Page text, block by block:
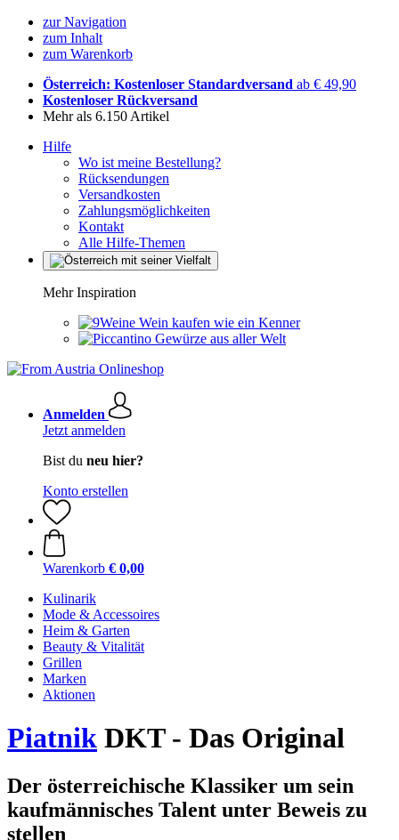
zur Navigation
zum Inhalt
zum Warenkorb
Österreich: Kostenloser Standardversand ab € 49,90
Kostenloser Rückversand
Mehr als 6.150 Artikel
Hilfe
Wo ist meine Bestellung?
Rücksendungen
Versandkosten
Zahlungsmöglichkeiten
Kontakt
Alle Hilfe-Themen
Mehr Inspiration
Wein kaufen wie ein Kenner
Gewürze aus aller Welt
Anmelden
Jetzt anmelden
Bist du neu hier?
Konto erstellen
Warenkorb € 0,00
Kulinarik
Mode & Accessoires
Heim & Garten
Beauty & Vitalität
Grillen
Marken
Aktionen
Piatnik DKT - Das Original
Der österreichische Klassiker um sein
kaufmännisches Talent unter Beweis zu
stellen